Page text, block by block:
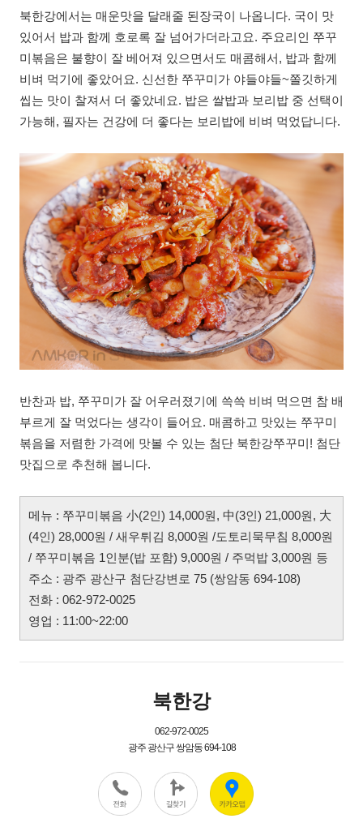
북한강에서는 매운맛을 달래줄 된장국이 나옵니다. 국이 맛
있어서 밥과 함께 호로록 잘 넘어가더라고요. 주요리인 쭈꾸
미볶음은 불향이 잘 베어져 있으면서도 매콤해서, 밥과 함께
비벼 먹기에 좋았어요. 신선한 쭈꾸미가 야들야들~쫄깃하게
씹는 맛이 찰져서 더 좋았네요. 밥은 쌀밥과 보리밥 중 선택이
가능해, 필자는 건강에 더 좋다는 보리밥에 비벼 먹었답니다.
반찬과 밥, 쭈꾸미가 잘 어우러졌기에 쓱쓱 비벼 먹으면 참 배
부르게 잘 먹었다는 생각이 들어요. 매콤하고 맛있는 쭈꾸미
볶음을 저렴한 가격에 맛볼 수 있는 첨단 북한강쭈꾸미! 첨단
맛집으로 추천해 봅니다.
메뉴 : 쭈꾸미볶음 小(2인) 14,000원, 中(3인) 21,000원, 大
(4인) 28,000원 / 새우튀김 8,000원 /도토리묵무침 8,000원
/ 쭈꾸미볶음 1인분(밥 포함) 9,000원 / 주먹밥 3,000원 등
주소 : 광주 광산구 첨단강변로 75 (쌍암동 694-108)
전화 : 062-972-0025
영업 : 11:00~22:00